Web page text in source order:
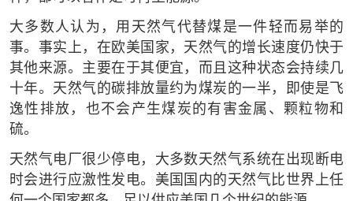
大多数人认为，用天然气代替煤是一件轻而易举的
事。事实上，在欧美国家，天然气的增长速度仍快于
其他来源。主要在于其便宜，而且这种状态会持续几
十年。天然气的碳排放量约为煤炭的一半，即使是飞
逸性排放，也不会产生煤炭的有害金属、颗粒物和
硫。
天然气电厂很少停电，大多数天然气系统在出现断电
时会进行应激性发电。美国国内的天然气比世界上任